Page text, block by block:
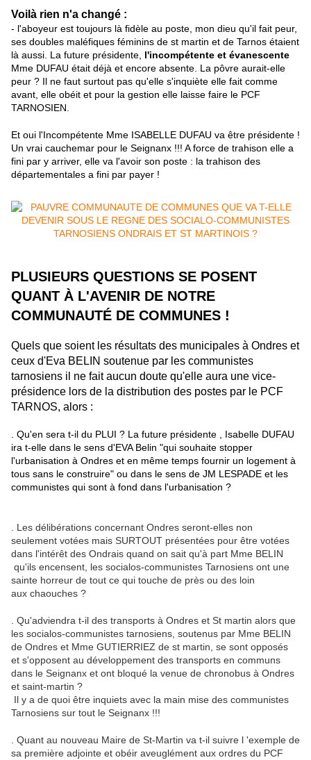
Voilà rien n'a changé :
- l'aboyeur est toujours là fidèle au poste, mon dieu qu'il fait peur,
ses doubles maléfiques féminins de st martin et de Tarnos étaient
là aussi. La future présidente, l'incompétente et évanescente
Mme DUFAU était déjà et encore absente. La pôvre aurait-elle
peur ? Il ne faut surtout pas qu'elle s'inquiète elle fait comme
avant, elle obéit et pour la gestion elle laisse faire le PCF
TARNOSIEN.
Et oui l'Incompétente Mme ISABELLE DUFAU va être présidente !
Un vrai cauchemar pour le Seignanx !!! A force de trahison elle a
fini par y arriver, elle va l'avoir son poste : la trahison des
départementales a fini par payer !
PLUSIEURS QUESTIONS SE POSENT
QUANT À L'AVENIR DE NOTRE
COMMUNAUTÉ DE COMMUNES !
Quels que soient les résultats des municipales à Ondres et
ceux d'Eva BELIN soutenue par les communistes
tarnosiens il ne fait aucun doute qu'elle aura une vice-
présidence lors de la distribution des postes par le PCF
TARNOS, alors :
. Qu'en sera t-il du PLUI ? La future présidente , Isabelle DUFAU
ira t-elle dans le sens d'EVA Belin "qui souhaite stopper
l'urbanisation à Ondres et en même temps fournir un logement à
tous sans le construire" ou dans le sens de JM LESPADE et les
communistes qui sont à fond dans l'urbanisation ?
. Les délibérations concernant Ondres seront-elles non
seulement votées mais SURTOUT présentées pour être votées
dans l'intérêt des Ondrais quand on sait qu'à part Mme BELIN
qu'ils encensent, les socialos-communistes Tarnosiens ont une
sainte horreur de tout ce qui touche de près ou des loin
aux chaouches ?
. Qu'adviendra t-il des transports à Ondres et St martin alors que
les socialos-communistes tarnosiens, soutenus par Mme BELIN
de Ondres et Mme GUTIERRIEZ de st martin, se sont opposés
et s'opposent au développement des transports en communs
dans le Seignanx et ont bloqué la venue de chronobus à Ondres
et saint-martin ?
Il y a de quoi être inquiets avec la main mise des communistes
Tarnosiens sur tout le Seignanx !!!
. Quant au nouveau Maire de St-Martin va t-il suivre l 'exemple de
sa première adjointe et obéir aveuglément aux ordres du PCF